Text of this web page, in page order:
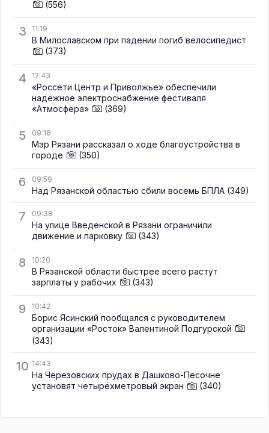
(556)
3 11:19
В Милославском при падении погиб велосипедист
(373)
4 12:43
«Россети Центр и Приволжье» обеспечили
надёжное электроснабжение фестиваля
«Атмосфера»
(369)
5 09:18
Мэр Рязани рассказал о ходе благоустройства в
городе
(350)
6 09:59
Над Рязанской областью сбили восемь БПЛА (349)
7 09:38
На улице Введенской в Рязани ограничили
движение и парковку
(343)
8 10:20
В Рязанской области быстрее всего растут
зарплаты у рабочих
(343)
9 10:42
Борис Ясинский пообщался с руководителем
организации «Росток» Валентиной Подгурской
(343)
10 14:43
На Черезовских прудах в Дашково-Песочне
установят четырёхметровый экран
(340)